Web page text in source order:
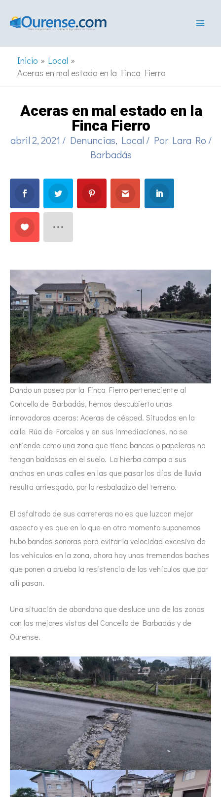
Inicio
Local
Aceras en mal estado en la Finca Fierro
Aceras en mal estado en la
Finca Fierro
abril 2, 2021 / Denuncias, Local / Por Lara Ro /
Barbadás
Dando un paseo por la Finca Fierro perteneciente al
Concello de Barbadás, hemos descubierto unas
innovadoras aceras: Aceras de césped. Situadas en la
calle Rúa de Forcelos y en sus inmediaciones, no se
entiende como una zona que tiene bancos o papeleras no
tengan baldosas en el suelo. La hierba campa a sus
anchas en unas calles en las que pasar los días de lluvia
resulta arriesgado, por lo resbaladizo del terreno.
El asfaltado de sus carreteras no es que luzcan mejor
aspecto y es que en lo que en otro momento suponemos
hubo bandas sonoras para evitar la velocidad excesiva de
los vehículos en la zona, ahora hay unos tremendos baches
que ponen a prueba la resistencia de los vehículos que por
allí pasan.
Una situación de abandono que desluce una de las zonas
con las mejores vistas del Concello de Barbadás y de
Ourense.